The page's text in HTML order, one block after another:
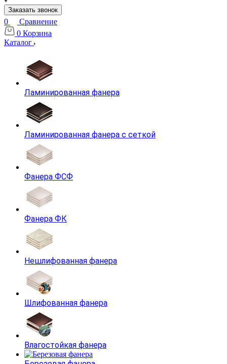
Заказать звонок
0
Сравнение
0 Корзина
Каталог
Ламинированная фанера
Ламинированная фанера с сеткой
Фанера ФСФ
Фанера ФК
Нешлифованная фанера
Шлифованная фанера
Влагостойкая фанера